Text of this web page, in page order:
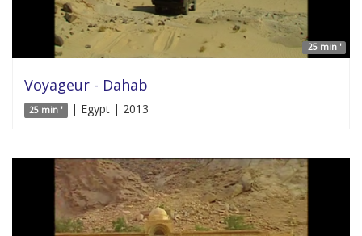
25 min '
Voyageur - Dahab
25 min ' | Egypt | 2013